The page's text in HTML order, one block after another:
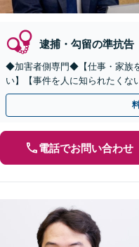
逮捕・勾留の準抗告
◆加害者側専門◆【仕事・家族
い】【事件を人に知られたくな
電話でお問い合わせ